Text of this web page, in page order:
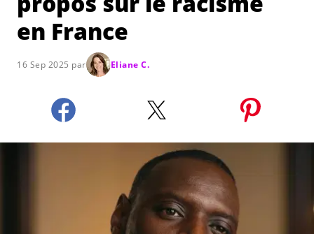
en France
16 Sep 2025 par Eliane C.